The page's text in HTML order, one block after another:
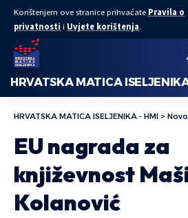
Korištenjem ove stranice prihvaćate Pravila o
privatnosti i Uvjete korištenja.
HRVATSKA MATICA
HRVATSKA MATICA ISELJENIKA - HMI >
EU nagrada za
književnost
Kolanović